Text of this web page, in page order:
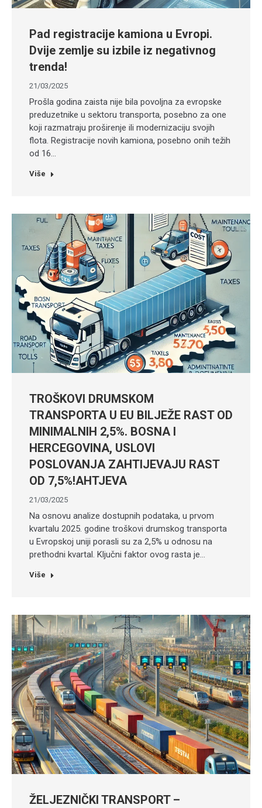
Pad registracije kamiona u Evropi.
Dvije zemlje su izbile iz negativnog
trenda!
21/03/2025
Prošla godina zaista nije bila povoljna za evropske
preduzetnike u sektoru transporta, posebno za one
koji razmatraju proširenje ili modernizaciju svojih
flota. Registracije novih kamiona, posebno onih težih
od 16…
Više
TROŠKOVI DRUMSKOM
TRANSPORTA U EU BILJEŽE RAST OD
MINIMALNIH 2,5%. BOSNA I
HERCEGOVINA, USLOVI
POSLOVANJA ZAHTIJEVAJU RAST
OD 7,5%!AHTJEVA
21/03/2025
Na osnovu analize dostupnih podataka, u prvom
kvartalu 2025. godine troškovi drumskog transporta
u Evropskoj uniji porasli su za 2,5% u odnosu na
prethodni kvartal. Ključni faktor ovog rasta je…
Više
ŽELJEZNIČKI TRANSPORT –